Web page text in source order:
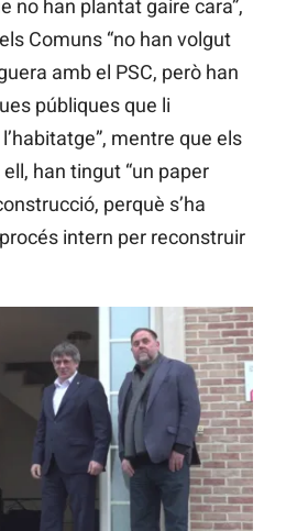
no han plantat gaire cara”,
Comuns “no han volgut
amb el PSC, però han
públiques que li
mentre que els
han tingut “un paper
perquè s’ha
intern per reconstruir